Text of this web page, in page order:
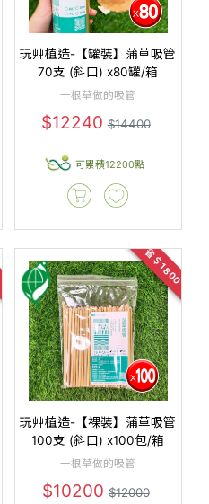
玩艸植造-【罐裝】蒲草吸管
70支 (斜口) x80罐/箱
一根草做的吸管
$12240$14400
可累積12200點
省＄1800
玩艸植造-【裸裝】蒲草吸管
100支 (斜口) x100包/箱
一根草做的吸管
$10200$12000